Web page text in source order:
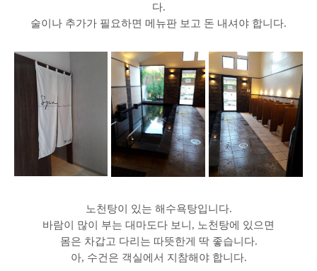
다.
술이나 추가가 필요하면 메뉴판 보고 돈 내셔야 합니다.
노천탕이 있는 해수욕탕입니다.
바람이 많이 부는 대마도다 보니, 노천탕에 있으면
몸은 차갑고 다리는 따뜻한게 딱 좋습니다.
아, 수건은 객실에서 지참해야 합니다.